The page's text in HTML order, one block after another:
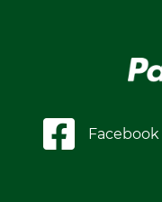
Facebook